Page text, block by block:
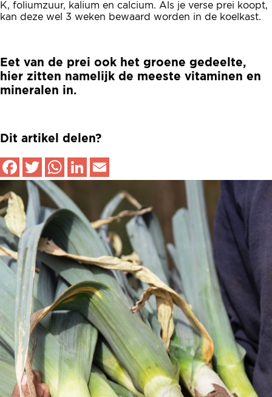
K, foliumzuur, kalium en calcium. Als je verse prei koopt,
kan deze wel 3 weken bewaard worden in de koelkast.
Eet van de prei ook het groene gedeelte,
hier zitten namelijk de meeste vitaminen en
mineralen in.
Dit artikel delen?